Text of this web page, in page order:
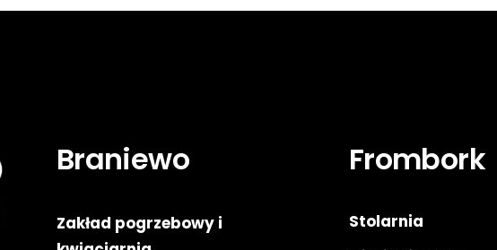
Braniewo
Zakład pogrzebowy i
Frombork
Stolarnia